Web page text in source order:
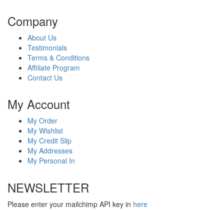
Company
About Us
Testimonials
Terms & Conditions
Affiliate Program
Contact Us
My Account
My Order
My Wishlist
My Credit Slip
My Addresses
My Personal In
NEWSLETTER
Please enter your mailchimp API key in here